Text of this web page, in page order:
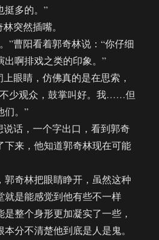
挺多的。”
突然插嘴。
曹阳看着郭奇林说：“你仔细
出啊排戏之类的印象。”
睛，仿佛真的是在思索，
少观众，鼓掌叫好。我……但
们。”
，一个字出口，看到郭奇
下来，他知道郭奇林现在可能
奇林把眼睛睁开，虽然这种
就是能感觉到他有些不一样
整个身形更加凝实了一些，
分不清楚他到底是人是鬼。